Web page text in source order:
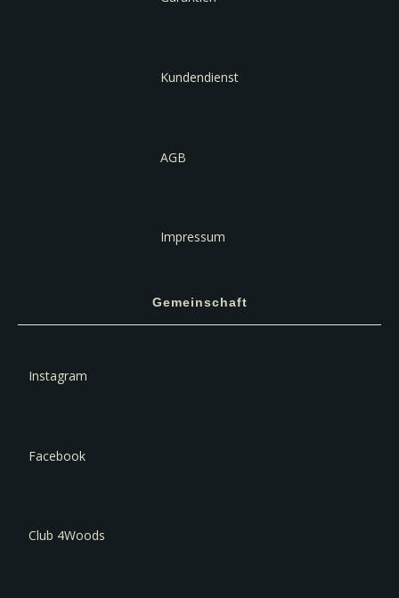
Kundendienst
AGB
Impressum
Gemeinschaft
Instagram
Facebook
Club 4Woods